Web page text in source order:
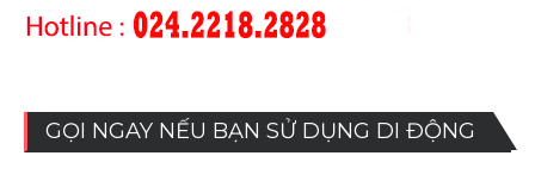
GỌI NGAY NẾU BẠN SỬ DỤNG DI ĐỘNG